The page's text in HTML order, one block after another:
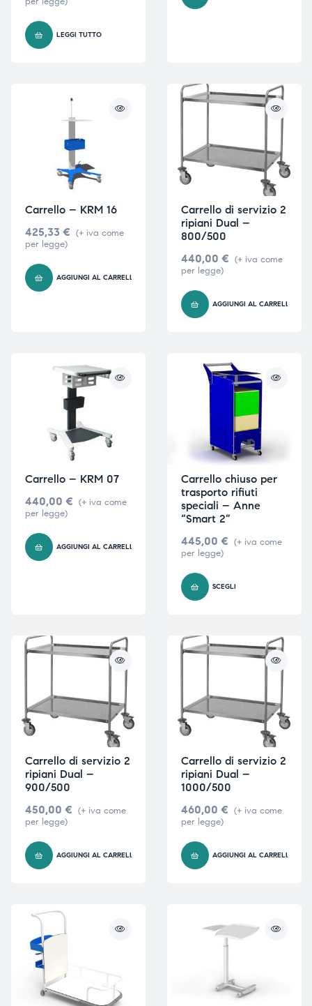
LEGGI TUTTO
Carrello – KRM 16
425,33 € (+ iva come
per legge)
AGGIUNGI AL CARRELLO
Carrello di servizio 2
ripiani Dual –
800/500
440,00 € (+ iva come
per legge)
AGGIUNGI AL CARRELLO
Carrello – KRM 07
440,00 € (+ iva come
per legge)
AGGIUNGI AL CARRELLO
Carrello chiuso per
trasporto rifiuti
speciali – Anne
“Smart 2”
445,00 € (+ iva come
per legge)
SCEGLI
Carrello di servizio 2
ripiani Dual –
900/500
450,00 € (+ iva come
per legge)
AGGIUNGI AL CARRELLO
Carrello di servizio 2
ripiani Dual –
1000/500
460,00 € (+ iva come
per legge)
AGGIUNGI AL CARRELLO